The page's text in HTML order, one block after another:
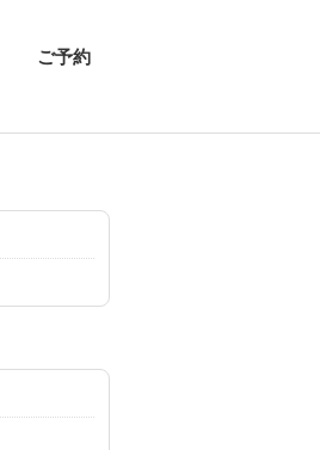
ご予約